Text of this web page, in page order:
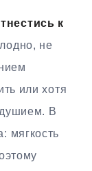
к
не
или хотя
В
мягкость